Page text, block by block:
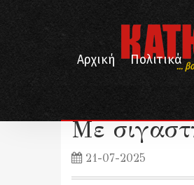
...
Αρχική
Πολιτικά
Λογοτεχνία
Με
21-07-2025